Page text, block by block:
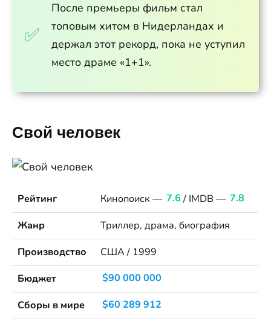
После премьеры фильм стал
топовым хитом в Нидерландах и
держал этот рекорд, пока не уступил
место драме «1+1».
Свой человек
Рейтинг Кинопоиск — 7.6 / IMDB — 7.8
Жанр
Триллер, драма, биография
Производство
США / 1999
Бюджет
$90 000 000
Сборы в мире
$60 289 912